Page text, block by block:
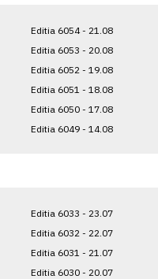
Editia 6054 - 21.08
Editia 6053 - 20.08
Editia 6052 - 19.08
Editia 6051 - 18.08
Editia 6050 - 17.08
Editia 6049 - 14.08
Editia 6033 - 23.07
Editia 6032 - 22.07
Editia 6031 - 21.07
Editia 6030 - 20.07